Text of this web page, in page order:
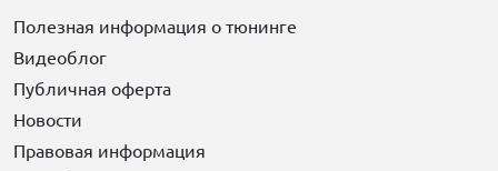
Полезная информация о тюнинге
Видеоблог
Публичная оферта
Новости
Правовая информация